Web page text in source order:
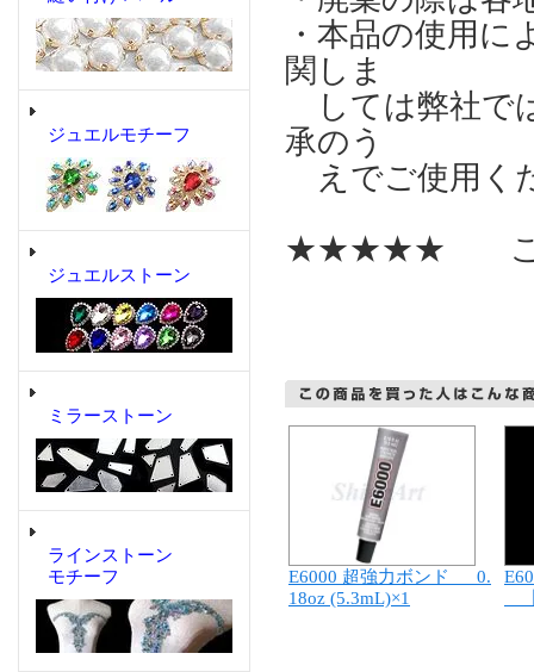
ジュエルモチーフ
ジュエルストーン
ミラーストーン
ラインストーン
モチーフ
・本品の使用
関しま
しては弊社で
承のう
えでご使用く
★★★★★ こ
E6000 超強力ボンド 0.
18oz (5.3mL)×1